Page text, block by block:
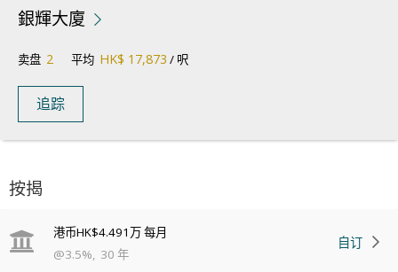
按揭
港币HK$4.491万每月
@3.5%, 30 年
自订
銀輝大廈
卖盘 2 平均 HK$ 17,873 / 呎
追踪